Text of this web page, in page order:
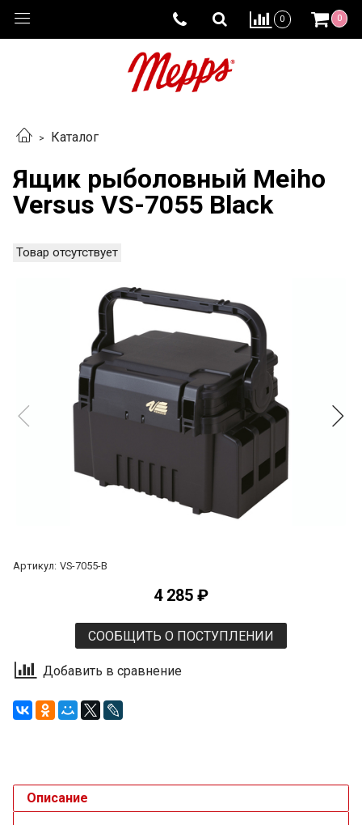
0 0
Каталог
Ящик рыболовный Meiho
Versus VS-7055 Black
Товар отсутствует
Артикул: VS-7055-B
4 285 ₽
СООБЩИТЬ О ПОСТУПЛЕНИИ
Добавить в сравнение
Описание